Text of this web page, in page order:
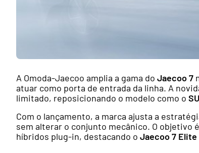
A Omoda-Jaecoo amplia a gama do Jaecoo 7
atuar como porta de entrada da linha. A
limitado, reposicionando o modelo como o
Com o lançamento, a marca ajusta a
sem alterar o conjunto mecânico. O
híbridos plug-in, destacando o Jaecoo 7 Elite